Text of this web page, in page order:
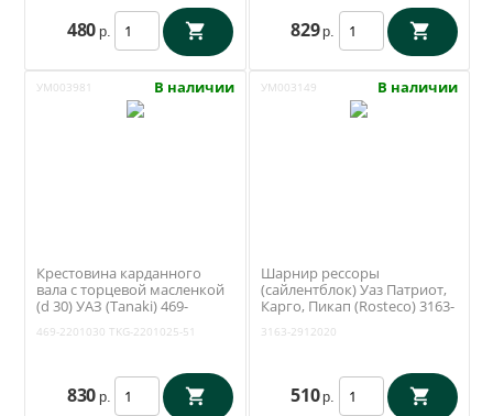
480 р. 829 р.
УМ003981 В наличии
Крестовина карданного
вала с торцевой масленкой
(d 30) УАЗ (Tanaki) 469-
469-2201030 TKG-2201025-51
830 р.
УМ003149 В наличии
Шарнир рессоры
(сайлентблок) Уаз Патриот,
Карго, Пикап (Rosteco) 3163-
3163-2912020
510 р.